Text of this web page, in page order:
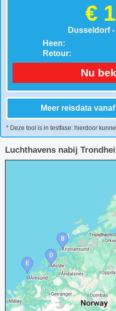
€
Dusseldorf
Heen:
Retour:
Nu
Meer reisdata vanaf
* Deze tool is in testfase: hierdoor
Luchthavens nabij